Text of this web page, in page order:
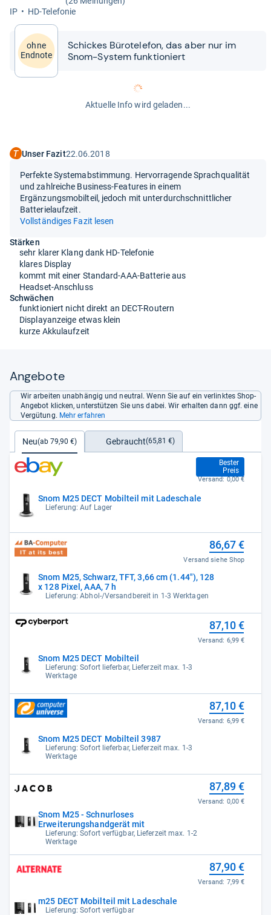
IP
HD-​Tele­fo­nie
ohne
Endnote
Schickes Büro­te­le­fon, das aber nur im
Snom-​​Sys­tem funk­tio­niert
Aktuelle Info wird geladen...
Unser Fazit22.06.2018
Perfekte Systemabstimmung. Hervorragende Sprachqualität
und zahlreiche Business-Features in einem
Ergänzungsmobilteil, jedoch mit unterdurchschnittlicher
Batterielaufzeit.
Vollständiges Fazit lesen
Stärken
sehr klarer Klang dank HD-Telefonie
klares Display
kommt mit einer Standard-AAA-Batterie aus
Headset-Anschluss
Schwächen
funktioniert nicht direkt an DECT-Routern
Displayanzeige etwas klein
kurze Akkulaufzeit
Angebote
Wir arbeiten unabhängig und neutral. Wenn Sie auf ein verlinktes Shop-
Angebot klicken, unterstützen Sie uns dabei. Wir erhalten dann ggf. eine
Vergütung. Mehr erfahren
Neu(ab 79,90 €) Gebraucht(65,81 €)
Snom M25 DECT Mobilteil mit Ladeschale
Lieferung: Auf Lager
Bester
Preis
79,90 €
Versand: 0,00 €
Snom M25, Schwarz, TFT, 3,66 cm (1.44"), 128
x 128 Pixel, AAA, 7 h
Lieferung: Abhol-/Versandbereit in 1-3 Werktagen
86,67 €
Versand siehe Shop
Snom M25 DECT Mobilteil
Lieferung: Sofort lieferbar, Lieferzeit max. 1-3
Werktage
87,10 €
Versand: 6,99 €
Snom M25 DECT Mobilteil 3987
Lieferung: Sofort lieferbar, Lieferzeit max. 1-3
Werktage
87,10 €
Versand: 6,99 €
Snom M25 - Schnurloses
Erweiterungshandgerät mit
Lieferung: Sofort verfügbar, Lieferzeit max. 1-2
Werktage
87,89 €
Versand: 0,00 €
m25 DECT Mobilteil mit Ladeschale
Lieferung: Sofort verfügbar
87,90 €
Versand: 7,99 €